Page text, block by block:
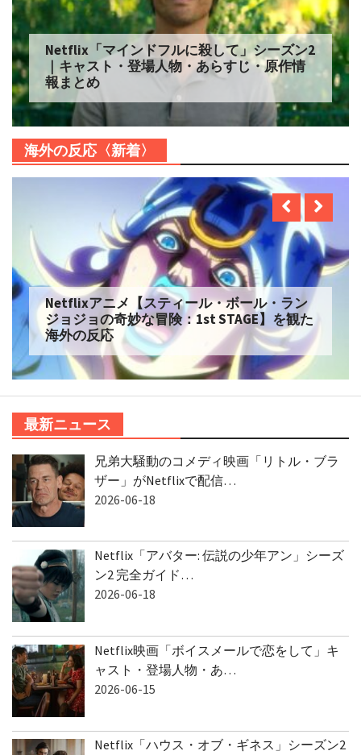
Netflix「マインドフルに殺して」シーズン2
｜キャスト・登場人物・あらすじ・原作情
報まとめ
海外の反応〈新着〉
Netflixアニメ【スティール・ボール・ラン
ジョジョの奇妙な冒険：1st STAGE】を観た
海外の反応
最新ニュース
兄弟大騒動のコメディ映画「リトル・ブラ
ザー」がNetflixで配信…
2026-06-18
Netflix「アバター: 伝説の少年アン」シーズ
ン2 完全ガイド…
2026-06-18
Netflix映画「ボイスメールで恋をして」キ
ャスト・登場人物・あ…
2026-06-15
Netflix「ハウス・オブ・ギネス」シーズン2